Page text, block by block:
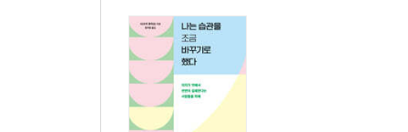
rule 15 추억은 디지털로 보관하라
rule 16 물건 씨의 집세까지 내지 마라
rule 17 수납·정리 개념을 버려라
rule 18 수납장이라는 둥지를 버려라
rule 19 데드 스페이스를 살리지 마라